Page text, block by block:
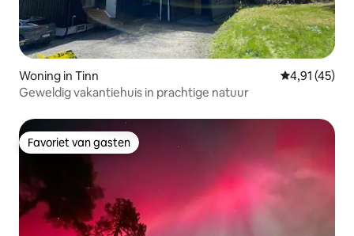
Woning in Tinn Gemiddelde
4,91 (45)
Geweldig vakantiehuis in prachtige natuur
Favoriet van gasten
Favoriet van gasten